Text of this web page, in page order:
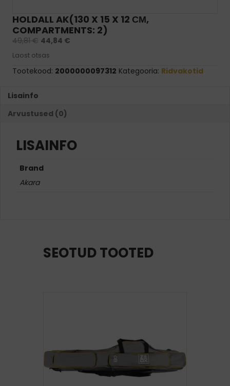
HOLDALL AK(130 X 15 X 12 СМ,
COMPARTMENTS: 2)
49,81€ 44,84 €
Laost otsas
Tootekood: 2000000097312 Kategooria: Ridvakotid
Lisainfo
Arvustused (0)
LISAINFO
Brand
Akara
SEOTUD TOOTED